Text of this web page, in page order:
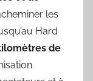
les
Hard
de